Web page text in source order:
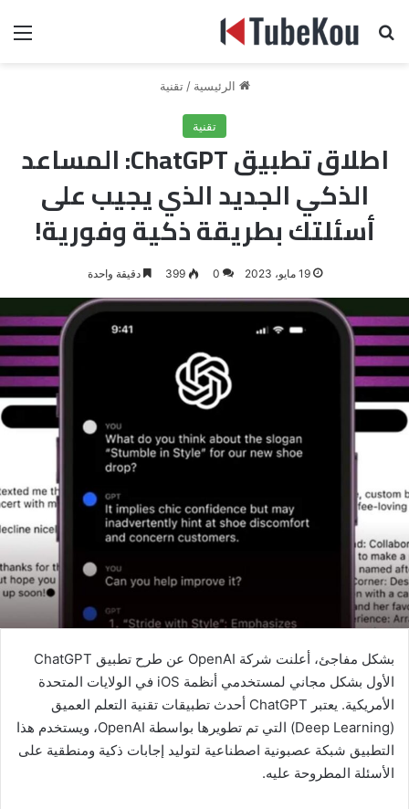
بحث عن
الرئيسية / تقنية
تقنية
اطلاق تطبيق ChatGPT: المساعد
الذكي الجديد الذي يجيب على
أسئلتك بطريقة ذكية وفورية!
19 مايو، 2023 0
399 دقيقة واحدة
بشكل مفاجئ، أعلنت شركة OpenAI عن طرح تطبيق ChatGPT
الأول بشكل مجاني لمستخدمي أنظمة iOS في الولايات المتحدة
الأمريكية. يعتبر ChatGPT أحدث تطبيقات تقنية التعلم العميق
(Deep Learning) التي تم تطويرها بواسطة OpenAI، ويستخدم هذا
التطبيق شبكة عصبونية اصطناعية لتوليد إجابات ذكية ومنطقية على
الأسئلة المطروحة عليه.